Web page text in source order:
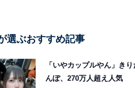
選ぶおすすめ記事
「いやカップルやん」きり
んぽ、270万人超え人気